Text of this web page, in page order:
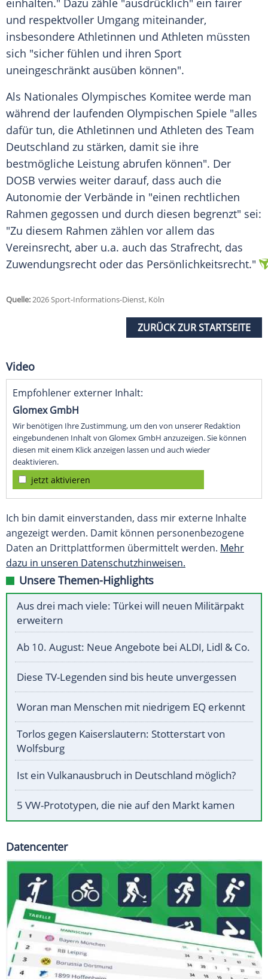
einhalten." Dazu zähle "ausdrücklich" ein fairer
und respektvoller Umgang miteinander,
insbesondere Athletinnen und Athleten müssten
sich "sicher fühlen und ihren Sport
uneingeschränkt ausüben können".
Als Nationales Olympisches Komitee werde man
während der laufenden Olympischen Spiele "alles
dafür tun, die Athletinnen und Athleten des Team
Deutschland zu stärken, damit sie ihre
bestmögliche Leistung abrufen können". Der
DOSB verwies weiter darauf, dass auch die
Autonomie der Verbände in "einen rechtlichen
Rahmen gegossen und durch diesen begrenzt" sei:
"Zu diesem Rahmen zählen vor allem das
Vereinsrecht, aber u.a. auch das Strafrecht, das
Zuwendungsrecht oder das Persönlichkeitsrecht."
Quelle:2026 Sport-Informations-Dienst, Köln
ZURÜCK ZUR STARTSEITE
Video
Empfohlener externer Inhalt:
Glomex GmbH
Wir benötigen Ihre Zustimmung, um den von unserer Redaktion
eingebundenen Inhalt von Glomex GmbH anzuzeigen. Sie können
diesen mit einem Klick anzeigen lassen und auch wieder
deaktivieren.
jetzt aktivieren
Ich bin damit einverstanden, dass mir externe Inhalte
angezeigt werden. Damit können personenbezogene
Daten an Drittplattformen übermittelt werden. Mehr
dazu in unseren Datenschutzhinweisen.
Unsere Themen-Highlights
Aus drei mach viele: Türkei will neuen Militärpakt
erweitern
Ab 10. August: Neue Angebote bei ALDI, Lidl & Co.
Diese TV-Legenden sind bis heute unvergessen
Woran man Menschen mit niedrigem EQ erkennt
Torlos gegen Kaiserslautern: Stotterstart von
Wolfsburg
Ist ein Vulkanausbruch in Deutschland möglich?
5 VW-Prototypen, die nie auf den Markt kamen
Datencenter